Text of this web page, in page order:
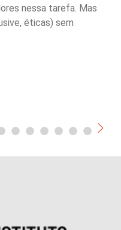
nessa tarefa. Mas
éticas) sem